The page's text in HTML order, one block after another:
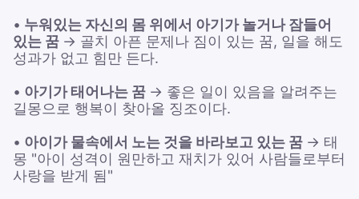
• 누워있는 자신의 몸 위에서 아기가 놀거나 잠들어
있는 꿈 → 골치 아픈 문제나 짐이 있는 꿈, 일을 해도
성과가 없고 힘만 든다.
• 아기가 태어나는 꿈 → 좋은 일이 있음을 알려주는
길몽으로 행복이 찾아올 징조이다.
• 아이가 물속에서 노는 것을 바라보고 있는 꿈 → 태
몽 "아이 성격이 원만하고 재치가 있어 사람들로부터
사랑을 받게 됨"